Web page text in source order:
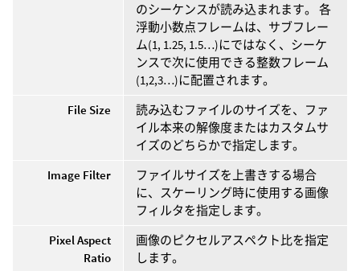
のシーケンスが読み込まれます。 各
浮動小数点フレームは、サブフレー
ム(1, 1.25, 1.5…)にではなく、シーケ
ンスで次に使用できる整数フレーム
(1,2,3…)に配置されます。
File Size
読み込むファイルのサイズを、ファ
イル本来の解像度またはカスタムサ
イズのどちらかで指定します。
Image Filter
ファイルサイズを上書きする場合
に、スケーリング時に使用する画像
フィルタを指定します。
Pixel Aspect
Ratio
画像のピクセルアスペクト比を指定
します。